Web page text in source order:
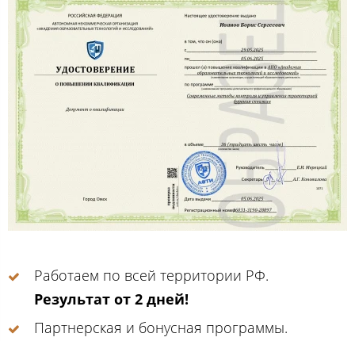
Работаем по всей территории РФ.
Результат от 2 дней!
Партнерская и бонусная программы.